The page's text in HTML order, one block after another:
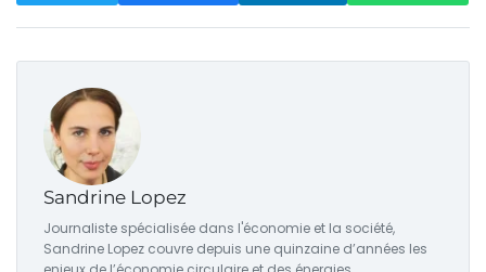
Sandrine Lopez
Journaliste spécialisée dans l'économie et la société,
Sandrine Lopez couvre depuis une quinzaine d’années les